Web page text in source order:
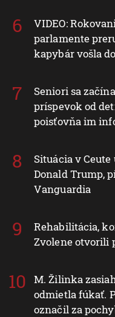
VIDEO:
parlamente
kapybár vošla
Seniori sa
príspevok od
poisťovňa im
Situácia v
Donald Trump,
Vanguardia
Rehabilitácia,
Zvolene otvorili
M. Žilinka
odmietla fúkať.
označil za